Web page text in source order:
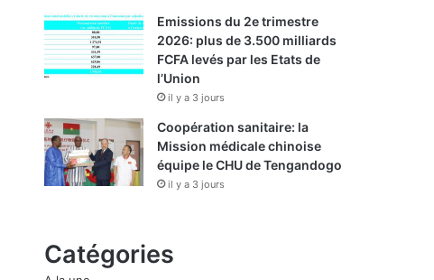
Emissions du 2e trimestre
2026: plus de 3.500 milliards
FCFA levés par les Etats de
l’Union
il y a 3 jours
Coopération sanitaire: la
Mission médicale chinoise
équipe le CHU de Tengandogo
il y a 3 jours
Catégories